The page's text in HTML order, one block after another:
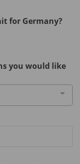
for Germany?
you would like